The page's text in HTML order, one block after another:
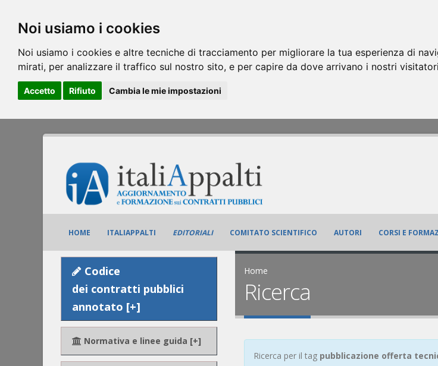
Noi usiamo i cookies
Noi usiamo i cookies e altre tecniche di tracciamento per migliorare la tua esperienza di
mirati, per analizzare il traffico sul nostro sito, e per capire da dove arrivano i nostri
Accetto Rifiuto Cambia le mie impostazioni
HOME ITALIAPPALTI EDITORIALI COMITATO SCIENTIFICO AUTORI CORSI E
Codice
dei contratti pubblici
annotato [+]
Normativa e linee guida [+]
Home
Ricerca
Ricerca per il tag pubblicazione offerta